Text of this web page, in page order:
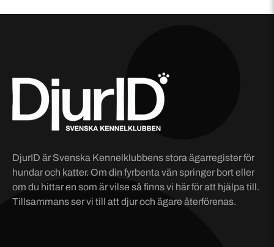
DjurID är Svenska Kennelklubbens stora ägarregister för
hundar och katter. Om din fyrbenta vän springer bort eller
om du hittar en som är vilse så finns vi här för att hjälpa till.
Tillsammans ser vi till att djur och ägare återförenas.